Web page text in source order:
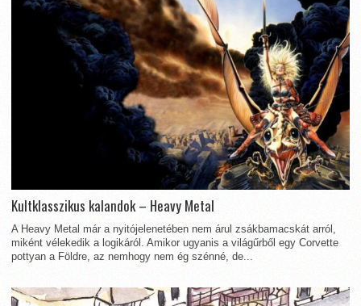
Kultklasszikus kalandok – Heavy Metal
A Heavy Metal már a nyitójelenetében nem árul zsákbamacskát arról,
miként vélekedik a logikáról. Amikor ugyanis a világűrből egy Corvette
pottyan a Földre, az nemhogy nem ég szénné, de...